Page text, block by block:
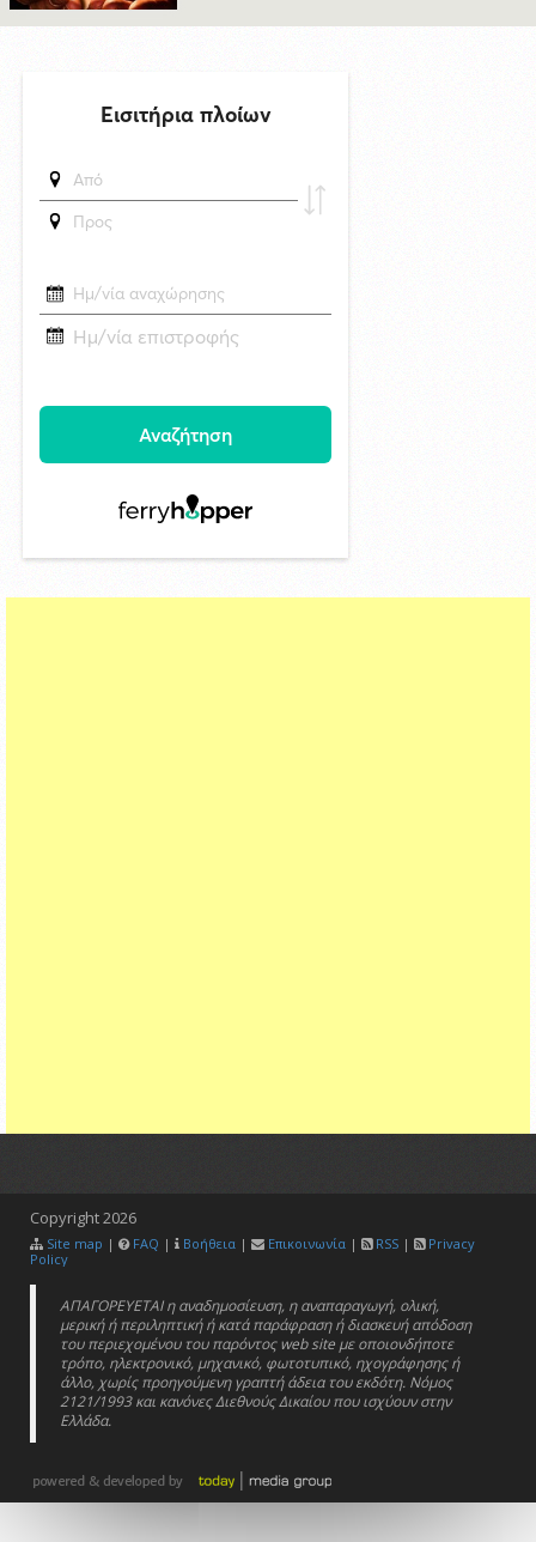
29/4/2026 18:53
δημοσιεύθηκε 21 ώρες πριν
Superbet Κύπελλο Ελλάδας: Την Δευτέρα 24 Αυγούστου ο αγώνας
7/8/2026 08:34
Δράση ενημέρωσης ασφαλούς κολύμβησης και πρόληψης των
πνιγμών από το Τμήμα Τουρισμού του Δήμου Σύρου–Ερμούπολης
Copyright2026
Site map | FAQ | Βοήθεια | Επικοινωνία | RSS |
Privacy
Policy
ΑΠΑΓΟΡΕΥΕΤΑΙ η αναδημοσίευση, η αναπαραγωγή, ολική,
μερική ή περιληπτική ή κατά παράφραση ή διασκευή απόδοση
του περιεχομένου του παρόντος web site με οποιονδήποτε
τρόπο, ηλεκτρονικό, μηχανικό, φωτοτυπικό, ηχογράφησης ή
άλλο, χωρίς προηγούμενη γραπτή άδεια του εκδότη. Νόμος
2121/1993 και κανόνες Διεθνούς Δικαίου που ισχύουν στην
Ελλάδα.